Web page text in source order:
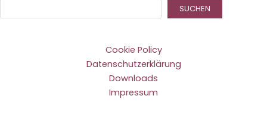
SUCHEN
Cookie Policy
Datenschutzerklärung
Downloads
Impressum